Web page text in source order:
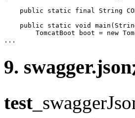
public static final String
public static void
        TomcatBoot boot =
new
...
9.
test